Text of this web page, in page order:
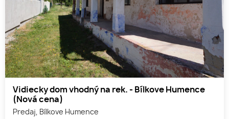
Vidiecky dom vhodný na rek. - Bílkove Humence
(Nová cena)
Predaj, Bílkove Humence